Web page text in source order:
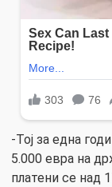
-Тој за една
5.000 евра на
платени се над